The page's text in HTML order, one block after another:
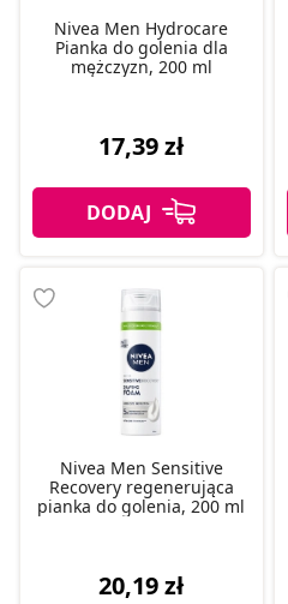
Nivea Men Hydrocare
Pianka do golenia dla
mężczyzn, 200 ml
17,39 zł
Nivea Men Sensitive
Recovery regenerująca
pianka do golenia, 200 ml
20,19 zł